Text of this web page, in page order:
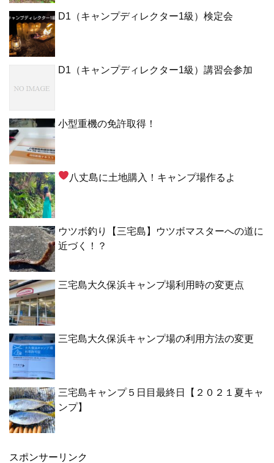
D1（キャンプディレクター1級）検定会
D1（キャンプディレクター1級）講習会参加
小型重機の免許取得！
八丈島に土地購入！キャンプ場作るよ
ウツボ釣り【三宅島】ウツボマスターへの道に
近づく！？
三宅島大久保浜キャンプ場利用時の変更点
三宅島大久保浜キャンプ場の利用方法の変更
三宅島キャンプ５日目最終日【２０２１夏キャ
ンプ】
スポンサーリンク